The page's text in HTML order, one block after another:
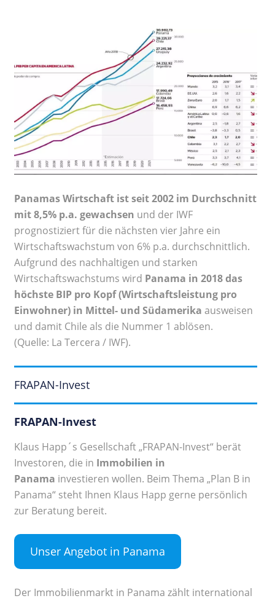
Panamas Wirtschaft ist seit 2002 im Durchschnitt
mit 8,5% p.a. gewachsen und der IWF
prognostiziert für die nächsten vier Jahre ein
Wirtschaftswachstum von 6% p.a. durchschnittlich.
Aufgrund des nachhaltigen und starken
Wirtschaftswachstums wird Panama in 2018 das
höchste BIP pro Kopf (Wirtschaftsleistung pro
Einwohner) in Mittel- und Südamerika ausweisen
und damit Chile als die Nummer 1 ablösen.
(Quelle: La Tercera / IWF).
FRAPAN-Invest
FRAPAN-Invest
Klaus Happ´s Gesellschaft „FRAPAN-Invest“ berät
Investoren, die in Immobilien in
Panama investieren wollen. Beim Thema „Plan B in
Panama“ steht Ihnen Klaus Happ gerne persönlich
zur Beratung bereit.
Unser Angebot in Panama
Der Immobilienmarkt in Panama zählt international